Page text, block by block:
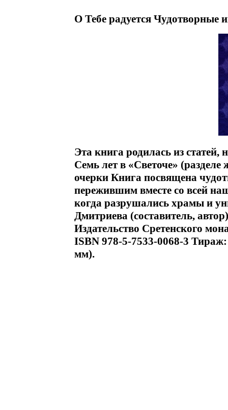
О Тебе радуется
Эта книга родилась из
Семь лет в «Светоче»
очерки Книга посвящена
пережившим вместе со всей
когда разрушались храмы и
Дмитриева (составитель,
Издательство Сретенского
ISBN 978-5-7533-0068-3
мм).